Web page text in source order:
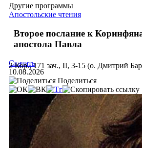
Другие программы
Апостольские чтения
Второе послание к
апостола Павла
2 Кор., 171 зач., II, 3-15 (о. Дмитрий
Скачать
10.08.2026
Поделиться